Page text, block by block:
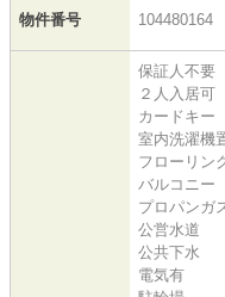
物件番号 104480164
保証人不要
２人入居可
カードキー
室内洗濯機
フローリン
バルコニー
プロパンガ
公営水道
公共下水
電気有